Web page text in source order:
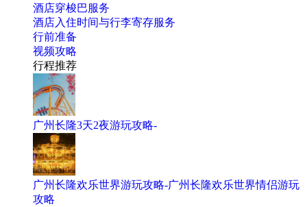
酒店穿梭巴服务
酒店入住时间与行李寄存服务
行前准备
视频攻略
行程推荐
广州长隆3天2夜游玩攻略-
广州长隆欢乐世界游玩攻略-广州长隆欢乐世界情侣游玩
攻略